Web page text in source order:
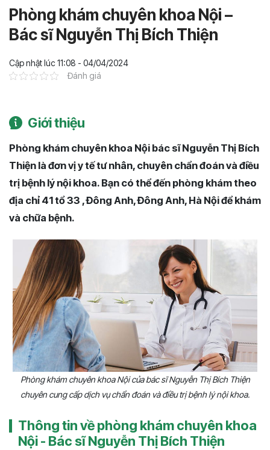
Phòng khám chuyên khoa Nội –
Bác sĩ Nguyễn Thị Bích Thiện
Cập nhật lúc 11:08 - 04/04/2024
Đánh giá
Giới thiệu
Phòng khám chuyên khoa Nội bác sĩ Nguyễn Thị Bích
Thiện là đơn vị y tế tư nhân, chuyên chẩn đoán và điều
trị bệnh lý nội khoa. Bạn có thể đến phòng khám theo
địa chỉ 41 tổ 33 , Đông Anh, Đông Anh, Hà Nội để khám
và chữa bệnh.
Phòng khám chuyên khoa Nội của bác sĩ Nguyễn Thị Bích Thiện
chuyên cung cấp dịch vụ chẩn đoán và điều trị bệnh lý nội khoa.
Thông tin về phòng khám chuyên khoa
Nội - Bác sĩ Nguyễn Thị Bích Thiện